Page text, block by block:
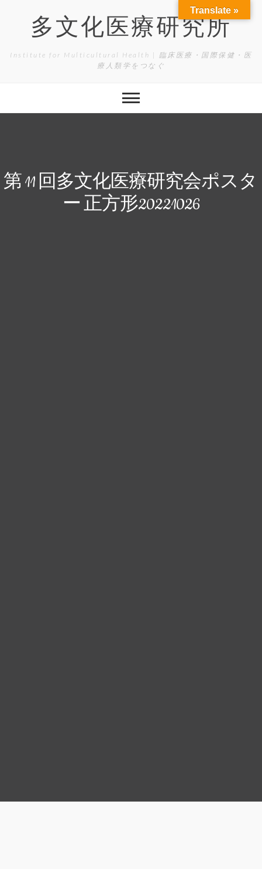
content多文化医療研究所
Institute for Multicultural Health | 臨床医療・国際保健・医
療人類学をつなぐ
第 11 回多文化医療研究会ポスタ
ー 正方形20221026
Translate »